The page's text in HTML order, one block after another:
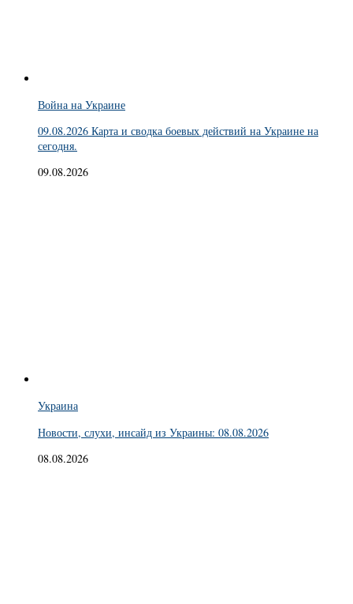
Война на Украине
09.08.2026 Карта и сводка боевых действий на Украине на
сегодня.
09.08.2026
Украина
Новости, слухи, инсайд из Украины: 08.08.2026
08.08.2026